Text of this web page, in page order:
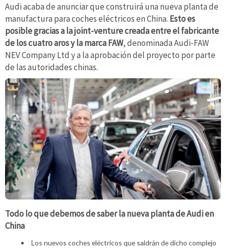
Audi acaba de anunciar que construirá una nueva planta de
manufactura para coches eléctricos en China. Esto es
posible gracias a la joint-venture creada entre el fabricante
de los cuatro aros y la marca FAW, denominada Audi-FAW
NEV Company Ltd y a la aprobación del proyecto por parte
de las autoridades chinas.
Todo lo que debemos de saber la nueva planta de Audi en
China
Los nuevos coches eléctricos que saldrán de dicho complejo